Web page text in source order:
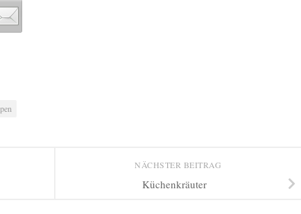
NÄCHSTER BEITRAG
Küchenkräuter